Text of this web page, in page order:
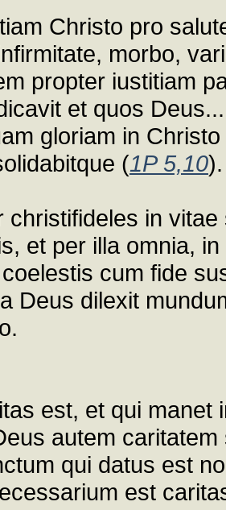
Christo pro
morbo,
propter iustitiam
et quos
gloriam in
(1P 5,10).
christifideles in
et per illa omnia,
cum fide
Deus dilexit
est, et qui manet
autem
qui datus est
est